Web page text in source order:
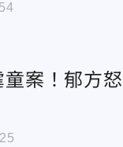
童案！郁方